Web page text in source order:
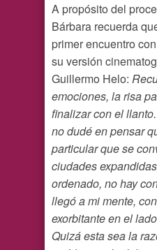
A propósito del
Bárbara recuerda
primer encuentro
su versión
Guillermo Helo:
emociones, la risa
finalizar con el
no dudé en pensar
particular que se
ciudades
ordenado, no hay
llegó a mi mente,
exorbitante en el
Quizá esta sea la